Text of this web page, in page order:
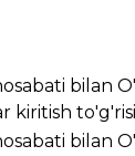
bilan
kiritish
bilan